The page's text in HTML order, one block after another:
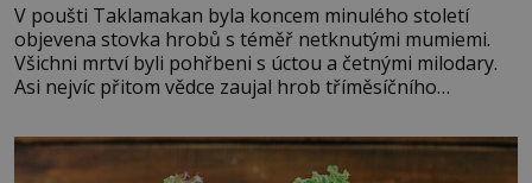
V poušti Taklamakan byla koncem minulého století
objevena stovka hrobů s téměř netknutými mumiemi.
Všichni mrtví byli pohřbeni s úctou a četnými milodary.
Asi nejvíc přitom vědce zaujal hrob tříměsíčního
blonďaté vlásky. Fakt, že jsou těla dávných lidí nesmírně
dobře zachovalá, přičítají odborníci zdejším klimatickým